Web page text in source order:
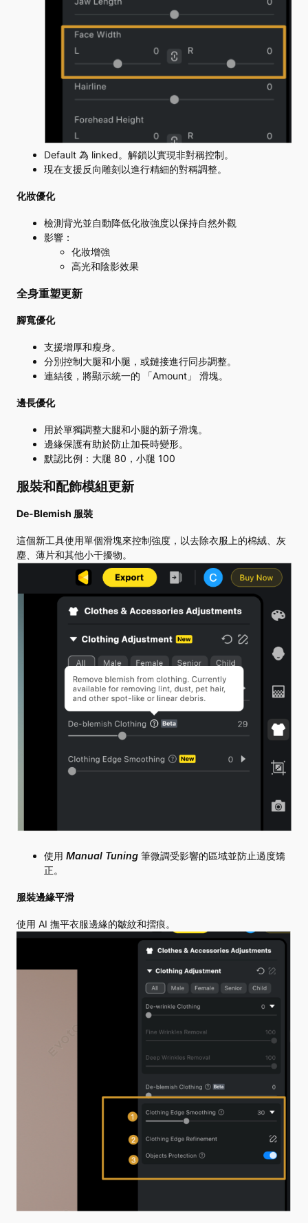
Default 為 linked。解鎖以實現非對稱控制。
現在支援反向雕刻以進行精細的對稱調整。
化妝優化
檢測背光並自動降低化妝強度以保持自然外觀
影響：
化妝增強
高光和陰影效果
全身重塑更新
腳寬優化
支援增厚和瘦身。
分別控制大腿和小腿，或鏈接進行同步調整。
連結後，將顯示統一的 「Amount」 滑塊。
邊長優化
用於單獨調整大腿和小腿的新子滑塊。
邊緣保護有助於防止加長時變形。
默認比例：大腿 80，小腿 100
服裝和配飾模組更新
De-Blemish 服裝
這個新工具使用單個滑塊來控制強度，以去除衣服上的棉絨、灰
塵、薄片和其他小干擾物。
使用 Manual Tuning 筆微調受影響的區域並防止過度矯
正。
服裝邊緣平滑
使用 AI 撫平衣服邊緣的皺紋和摺痕。